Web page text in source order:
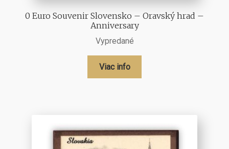
0 Euro Souvenir Slovensko – Oravský hrad –
Anniversary
Vypredané
Viac info